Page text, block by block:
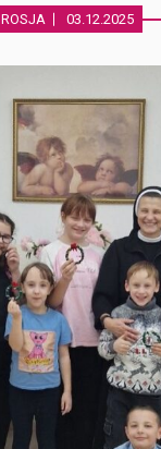
ROSJA 03.12.2025